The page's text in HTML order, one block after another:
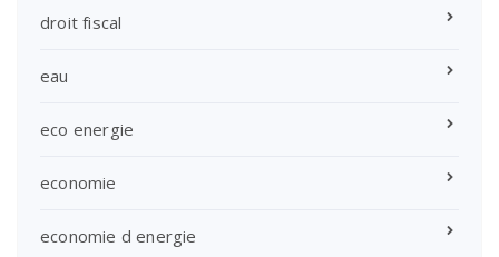
droit fiscal
eau
eco energie
economie
economie d energie